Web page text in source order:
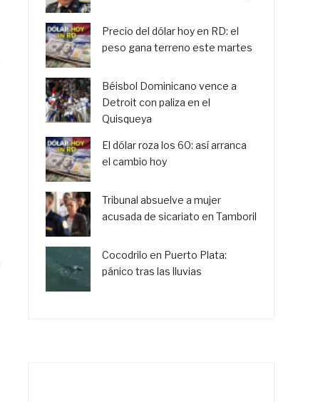
Precio del dólar hoy en RD: el
peso gana terreno este martes
Béisbol Dominicano vence a
Detroit con paliza en el
Quisqueya
El dólar roza los 60: así arranca
el cambio hoy
Tribunal absuelve a mujer
acusada de sicariato en Tamboril
Cocodrilo en Puerto Plata:
pánico tras las lluvias